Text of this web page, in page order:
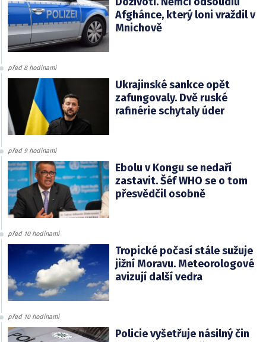
Afghánce, který loni vraždil v
Mnichově
před 8 hodinami
Ukrajinské sankce opět
zafungovaly. Dvě ruské
rafinérie schytaly úder
před 9 hodinami
Ebolu v Kongu se nedaří
zastavit. Šéf WHO se o tom
přesvědčil osobně
před 10 hodinami
Tropické počasí stále sužuje
jižní Moravu. Meteorologové
avizují další vedra
před 10 hodinami
Policie vyšetřuje násilný čin